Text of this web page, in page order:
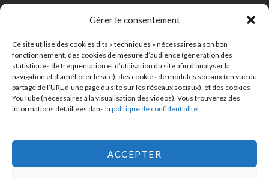
Gérer le consentement
Ce site utilise des cookies dits « techniques » nécessaires à son bon
fonctionnement, des cookies de mesure d’audience (génération des
statistiques de fréquentation et d’utilisation du site afin d’analyser la
navigation et d’améliorer le site), des cookies de modules sociaux (en vue du
partage de l’URL d’une page du site sur les réseaux sociaux), et des cookies
YouTube (nécessaires à la visualisation des vidéos). Vous trouverez des
informations détaillées dans la politique de confidentialité.
ACCEPTER
5, rue Gaston-Gallimard
+33(0)1-49-54-42-00
contact@ateliersdelanrf.fr
RECEVEZ NOTRE BULLETIN D’INFORMATIONS !